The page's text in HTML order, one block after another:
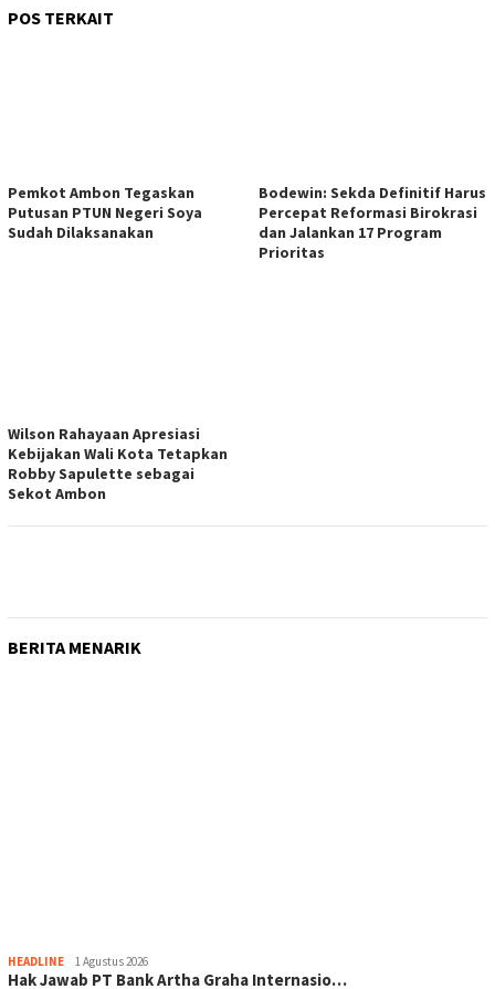
POS TERKAIT
Pemkot Ambon Tegaskan
Putusan PTUN Negeri Soya
Sudah Dilaksanakan
Bodewin: Sekda Definitif Harus
Percepat Reformasi Birokrasi
dan Jalankan 17 Program
Prioritas
Wilson Rahayaan Apresiasi
Kebijakan Wali Kota Tetapkan
Robby Sapulette sebagai
Sekot Ambon
BERITA MENARIK
HEADLINE 1 Agustus 2026
Hak Jawab PT Bank Artha Graha Internasio…